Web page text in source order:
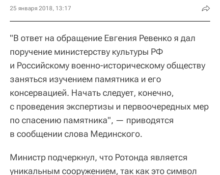
25 января 2018, 13:17
"В ответ на обращение Евгения Ревенко я дал
поручение министерству культуры РФ
и Российскому военно-историческому обществу
заняться изучением памятника и его
консервацией. Начать следует, конечно,
с проведения экспертизы и первоочередных мер
по спасению памятника", — приводятся
в сообщении слова Мединского.
Министр подчеркнул, что Ротонда является
уникальным сооружением, так как это символ